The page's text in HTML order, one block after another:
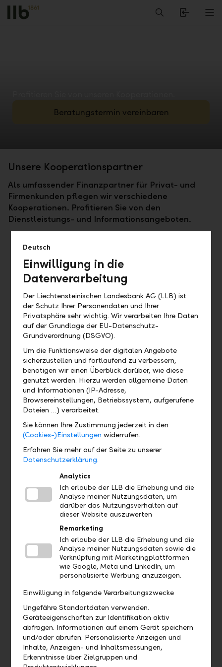
Alerts.Headline
Beratungstermin vereinbaren
Unsere Kooperationspartner
Als umfassender Finanzpartner für Privat- und
Firmenkunden pflegen wir verschiedene
Kooperationen. Profitieren Sie von den
Dienstleistungs- und Informationsangeboten.
Wirtschaftskammer Liechtenstein
Mitglieder der Wirtschaftskammer profitieren von
zahlreichen LLB-Angeboten und Dienstleistungen.
Zur Wirtschaftskammer
Profitieren Sie bei der Gründung Ihres Unternehmens vom
HOI-Netzwerk und unserem Angebot für Gründerinnen und
Kontaktieren Sie uns
Deutsch
Einwilligung in die
Datenverarbeitung
Der Liechtensteinischen Landesbank AG (LLB) ist
der Schutz Ihrer Personendaten und Ihrer
Privatsphäre sehr wichtig. Wir verarbeiten Ihre Daten
auf der Grundlage der EU-Datenschutz-
Grundverordnung (DSGVO).
Um die Funktionsweise der digitalen Angebote
sicherzustellen und fortlaufend zu verbessern,
benötigen wir einen Überblick darüber, wie diese
genutzt werden. Hierzu werden allgemeine Daten
und Informationen (IP-Adresse,
Browsereinstellungen, Betriebssystem, aufgerufene
Dateien …) verarbeitet.
Sie können Ihre Zustimmung jederzeit in den
(Cookies-)Einstellungen widerrufen.
Erfahren Sie mehr auf der Seite zu unserer
Datenschutzerklärung.
Analytics
Ich erlaube der LLB die Erhebung und die
Analyse meiner Nutzungsdaten, um
darüber das Nutzungsverhalten auf
dieser Website auszuwerten
Remarketing
Ich erlaube der LLB die Erhebung und die
Analyse meiner Nutzungsdaten sowie die
Verknüpfung mit Marketingplattformen
wie Google, Meta und LinkedIn, um
personalisierte Werbung anzuzeigen.
Einwilligung in folgende Verarbeitungszwecke
Ungefähre Standortdaten verwenden.
Geräteeigenschaften zur Identifikation aktiv
abfragen. Informationen auf einem Gerät speichern
und/oder abrufen. Personalisierte Anzeigen und
Inhalte, Anzeigen- und Inhaltsmessungen,
Erkenntnisse über Zielgruppen und